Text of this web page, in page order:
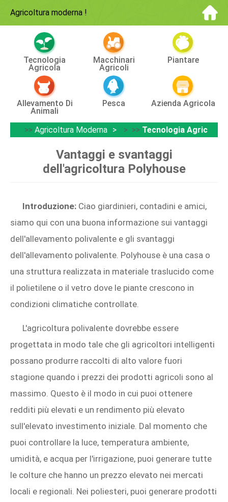
Agricoltura moderna !
Tecnologia
Agricola
Macchinari
Agricoli
Piantare
Allevamento Di
Animali
Pesca Azienda Agricola
>> Agricoltura Moderna > >> Tecnologia Agricola
Vantaggi e svantaggi
dell'agricoltura Polyhouse
Introduzione: Ciao giardinieri, contadini e amici,
siamo qui con una buona informazione sui vantaggi
dell'allevamento polivalente e gli svantaggi
dell'allevamento polivalente. Polyhouse è una casa o
una struttura realizzata in materiale traslucido come
il polietilene o il vetro dove le piante crescono in
condizioni climatiche controllate.
L'agricoltura polivalente dovrebbe essere
progettata in modo tale che gli agricoltori intelligenti
possano produrre raccolti di alto valore fuori
stagione quando i prezzi dei prodotti agricoli sono al
massimo. Questo è il modo in cui puoi ottenere
redditi più elevati e un rendimento più elevato
sull'elevato investimento iniziale. Dal momento che
puoi controllare la luce, temperatura ambiente,
umidità, e acqua per l'irrigazione, puoi generare tutte
le colture che hanno un prezzo elevato nei mercati
locali e regionali. Nei poliesteri, puoi generare prodotti